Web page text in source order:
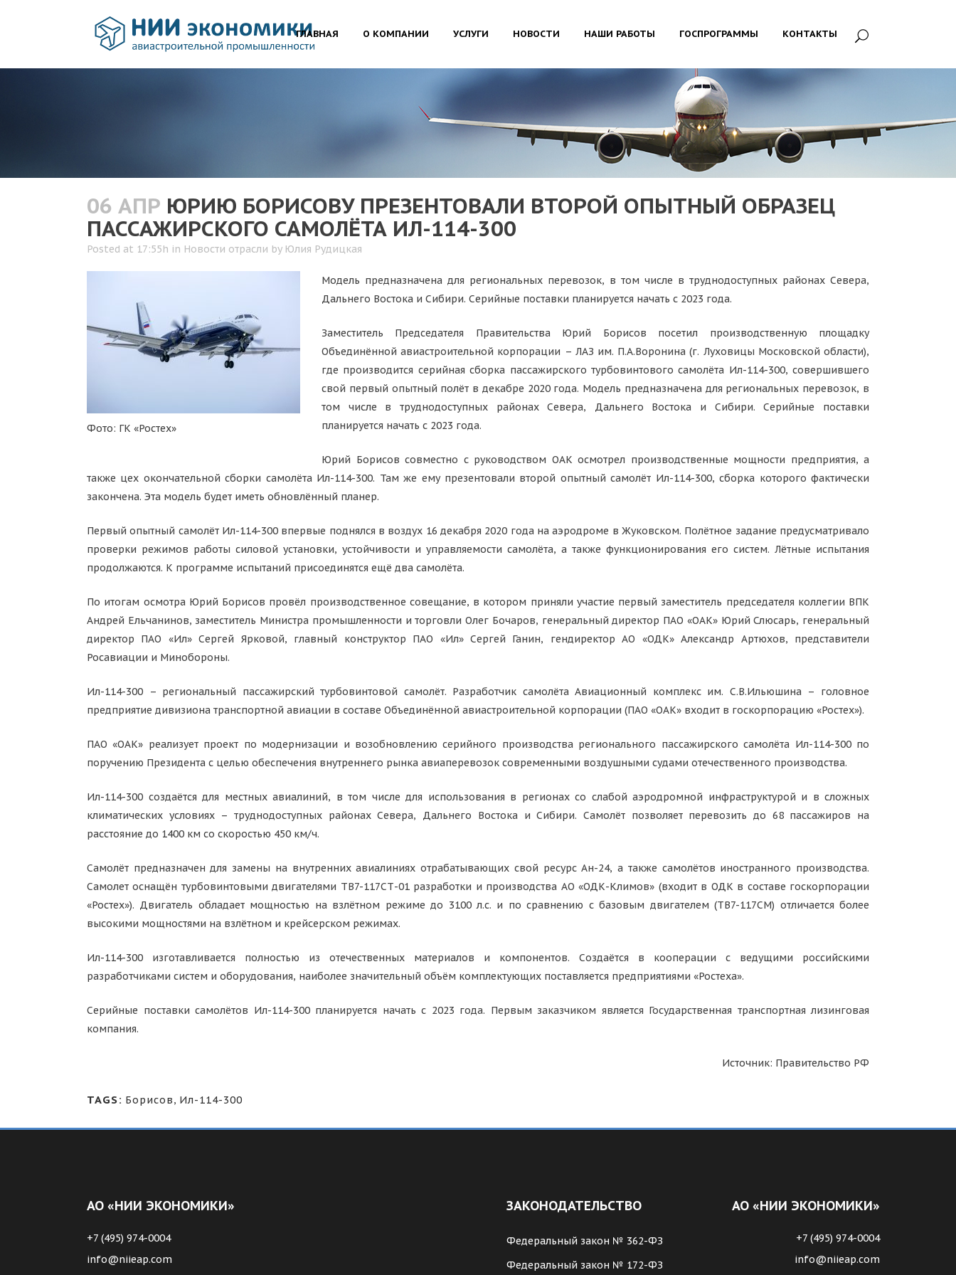
ГЛАВНАЯ О КОМПАНИИ УСЛУГИ НОВОСТИ НАШИ РАБОТЫ ГОСПРОГРАММЫ КОНТАКТЫ
06 АПР ЮРИЮ БОРИСОВУ ПРЕЗЕНТОВАЛИ ВТОРОЙ ОПЫТНЫЙ ОБРАЗЕЦ
ПАССАЖИРСКОГО САМОЛЁТА ИЛ-114-300
Posted at 17:55h in Новости отрасли by Юлия Рудицкая
Фото: ГК «Ростех»
Модель предназначена для региональных перевозок, в том числе в труднодоступных районах Севера,
Дальнего Востока и Сибири. Серийные поставки планируется начать с 2023 года.
Заместитель Председателя Правительства Юрий Борисов посетил производственную площадку
Объединённой авиастроительной корпорации – ЛАЗ им. П.А.Воронина (г. Луховицы Московской области),
где производится серийная сборка пассажирского турбовинтового самолёта Ил-114-300, совершившего
свой первый опытный полёт в декабре 2020 года. Модель предназначена для региональных перевозок, в
том числе в труднодоступных районах Севера, Дальнего Востока и Сибири. Серийные поставки
планируется начать с 2023 года.
Юрий Борисов совместно с руководством ОАК осмотрел производственные мощности предприятия, а
также цех окончательной сборки самолёта Ил-114-300. Там же ему презентовали второй опытный самолёт Ил-114-300, сборка которого фактически
закончена. Эта модель будет иметь обновлённый планер.
Первый опытный самолёт Ил-114-300 впервые поднялся в воздух 16 декабря 2020 года на аэродроме в Жуковском. Полётное задание предусматривало
проверки режимов работы силовой установки, устойчивости и управляемости самолёта, а также функционирования его систем. Лётные испытания
продолжаются. К программе испытаний присоединятся ещё два самолёта.
По итогам осмотра Юрий Борисов провёл производственное совещание, в котором приняли участие первый заместитель председателя коллегии ВПК
Андрей Ельчанинов, заместитель Министра промышленности и торговли Олег Бочаров, генеральный директор ПАО «ОАК» Юрий Слюсарь, генеральный
директор ПАО «Ил» Сергей Ярковой, главный конструктор ПАО «Ил» Сергей Ганин, гендиректор АО «ОДК» Александр Артюхов, представители
Росавиации и Минобороны.
Ил-114-300 – региональный пассажирский турбовинтовой самолёт. Разработчик самолёта Авиационный комплекс им. С.В.Ильюшина – головное
предприятие дивизиона транспортной авиации в составе Объединённой авиастроительной корпорации (ПАО «ОАК» входит в госкорпорацию «Ростех»).
ПАО «ОАК» реализует проект по модернизации и возобновлению серийного производства регионального пассажирского самолёта Ил-114-300 по
поручению Президента с целью обеспечения внутреннего рынка авиаперевозок современными воздушными судами отечественного производства.
Ил-114-300 создаётся для местных авиалиний, в том числе для использования в регионах со слабой аэродромной инфраструктурой и в сложных
климатических условиях – труднодоступных районах Севера, Дальнего Востока и Сибири. Самолёт позволяет перевозить до 68 пассажиров на
расстояние до 1400 км со скоростью 450 км/ч.
Самолёт предназначен для замены на внутренних авиалиниях отрабатывающих свой ресурс Ан-24, а также самолётов иностранного производства.
Самолет оснащён турбовинтовыми двигателями ТВ7-117СТ-01 разработки и производства АО «ОДК-Климов» (входит в ОДК в составе госкорпорации
«Ростех»). Двигатель обладает мощностью на взлётном режиме до 3100 л.с. и по сравнению с базовым двигателем (ТВ7-117СМ) отличается более
высокими мощностями на взлётном и крейсерском режимах.
Ил-114-300 изготавливается полностью из отечественных материалов и компонентов. Создаётся в кооперации с ведущими российскими
разработчиками систем и оборудования, наиболее значительный объём комплектующих поставляется предприятиями «Ростеха».
Серийные поставки самолётов Ил-114-300 планируется начать с 2023 года. Первым заказчиком является Государственная транспортная лизинговая
компания.
Источник: Правительство РФ
TAGS: Борисов, Ил-114-300
АО «НИИ ЭКОНОМИКИ»
+7 (495) 974-0004
info@niieap.com
ЗАКОНОДАТЕЛЬСТВО
Федеральный закон № 362-ФЗ
Федеральный закон № 172-ФЗ
АО «НИИ ЭКОНОМИКИ»
+7 (495) 974-0004
info@niieap.com